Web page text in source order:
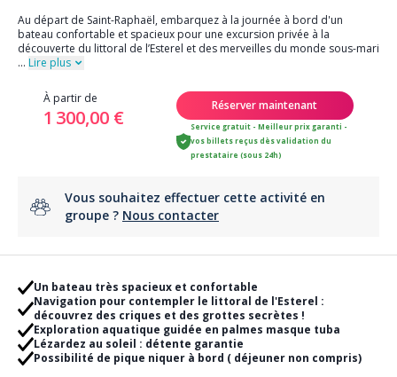
Au départ de Saint-Raphaël, embarquez à la journée à bord d'un
bateau confortable et spacieux pour une excursion privée à la
découverte du littoral de l’Esterel et des merveilles du monde sous-mari
... Lire plus
À partir de
1 300,00 €
Réserver maintenant
Service gratuit - Meilleur prix garanti -
vos billets reçus dès validation du
prestataire (sous 24h)
Vous souhaitez effectuer cette activité en
groupe ? Nous contacter
Un bateau très spacieux et confortable
Navigation pour contempler le littoral de l'Esterel :
découvrez des criques et des grottes secrètes !
Exploration aquatique guidée en palmes masque tuba
Lézardez au soleil : détente garantie
Possibilité de pique niquer à bord ( déjeuner non compris)